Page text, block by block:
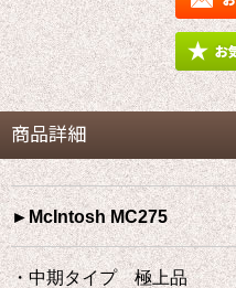
商品詳細
►McIntosh MC275
・中期タイプ 極上品